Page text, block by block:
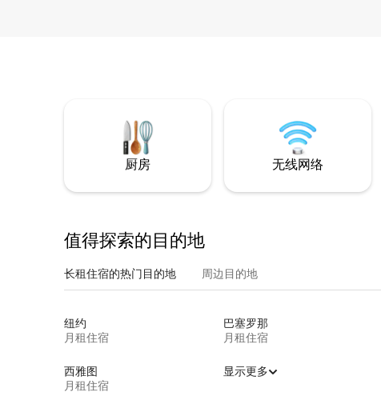
厨房 无线网络
值得探索的目的地
长租住宿的热门目的地 周边目的地
纽约
月租住宿
巴塞罗那
月租住宿
西雅图
月租住宿
显示更多